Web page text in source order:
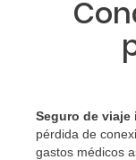
Seguro de viaje
pérdida de
gastos médicos